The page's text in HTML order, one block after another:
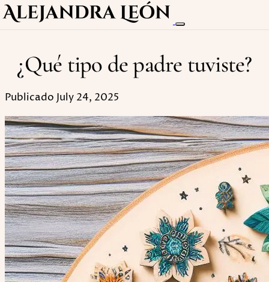
¿Qué tipo de padre tuviste?
Publicado July 24, 2025